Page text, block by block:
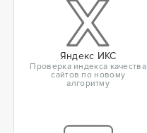
Яндекс ИКС
Проверка индекса качества
сайтов по новому
алгоритму